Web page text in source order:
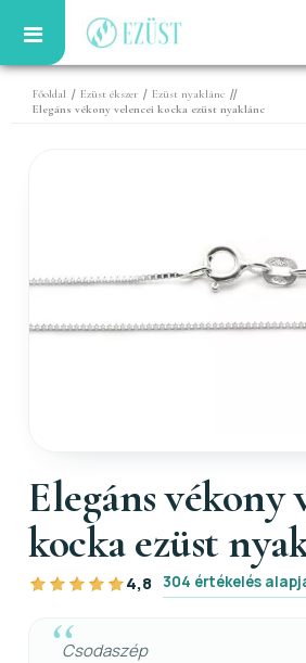
Főoldal / Ezüst ékszer / Ezüst nyaklánc //
Elegáns vékony velencei kocka ezüst nyaklánc
Elegáns vékony
kocka ezüst
4,8 304 értékelés
Csodaszép